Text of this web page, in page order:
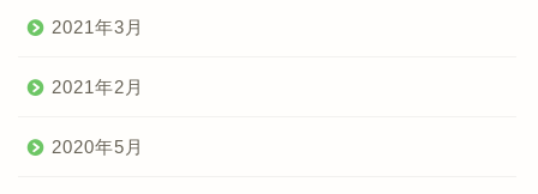
2021年3月
2021年2月
2020年5月